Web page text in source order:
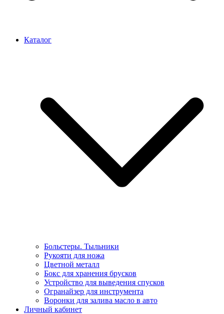
Каталог
Больстеры. Тыльники
Рукояти для ножа
Цветной металл
Бокс для хранения брусков
Устройство для выведения спусков
Огранайзер для инструмента
Воронки для залива масло в авто
Личный кабинет